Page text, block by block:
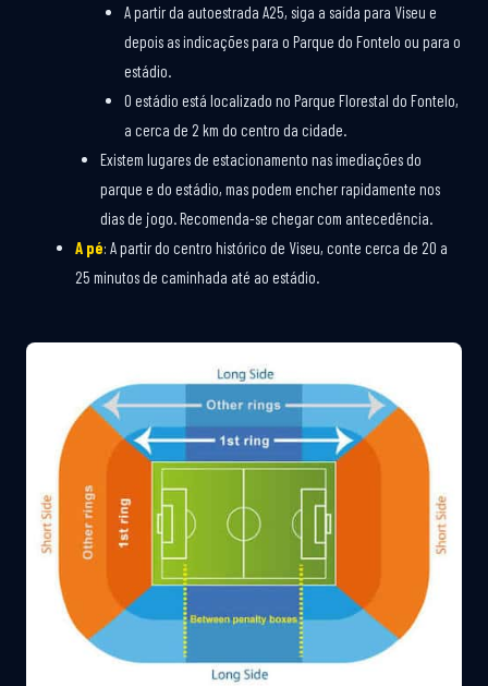
A partir da autoestrada A25, siga a saída para Viseu e
depois as indicações para o Parque do Fontelo ou para o
estádio.
O estádio está localizado no Parque Florestal do Fontelo,
a cerca de 2 km do centro da cidade.
Existem lugares de estacionamento nas imediações do
parque e do estádio, mas podem encher rapidamente nos
dias de jogo. Recomenda-se chegar com antecedência.
A pé: A partir do centro histórico de Viseu, conte cerca de 20 a
25 minutos de caminhada até ao estádio.